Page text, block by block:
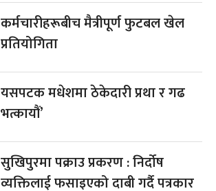
कर्मचारीहरूबीच मैत्रीपूर्ण फुटबल खेल
प्रतियोगिता
यसपटक मधेशमा ठेकेदारी प्रथा र गढ
भत्कायौं’
सुखिपुरमा पक्राउ प्रकरण : निर्दोष
व्यक्तिलाई फसाइएको दाबी गर्दै पत्रकार